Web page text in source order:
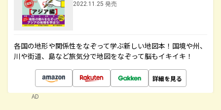
2022.11.25 発売
各国の地形や関係性をなぞって学ぶ新しい地図本！国境や州、
川や街道、島など旅気分で地図をなぞって脳もイキイキ！
詳細を見る
AD